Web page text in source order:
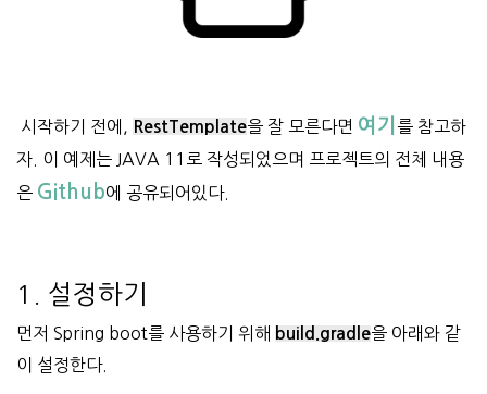
시작하기 전에, RestTemplate을 잘 모른다면 여기 를 참고하
자. 이 예제는 JAVA 11로 작성되었으며 프로젝트의 전체 내용
은 Github에 공유되어있다.
1. 설정하기
먼저 Spring boot를 사용하기 위해 build.gradle을 아래와 같
이 설정한다.